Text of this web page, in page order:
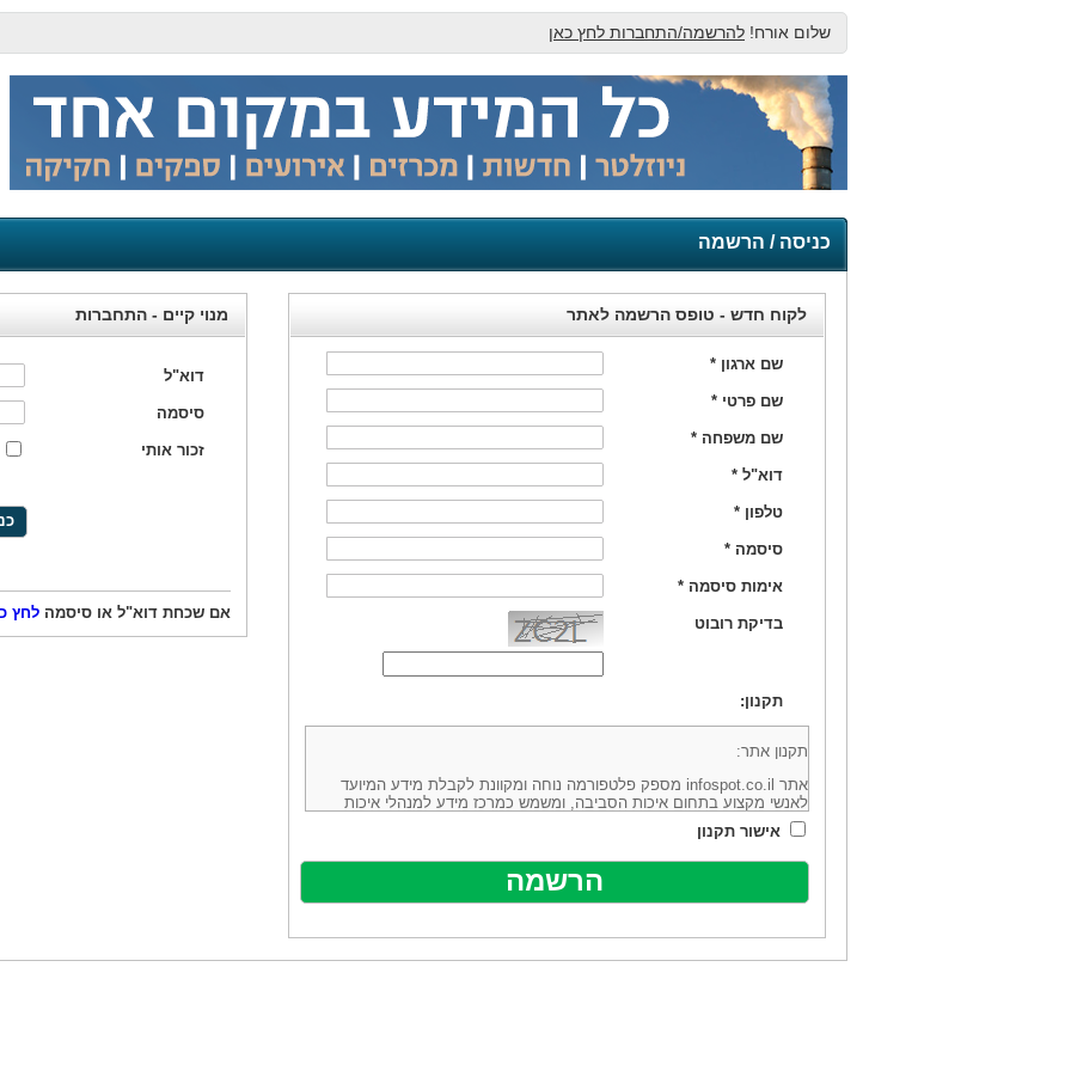
שלום אורח! להרשמה/התחברות לחץ כאן
כניסה / הרשמה
מנוי קיים - התחברות
דוא"ל
סיסמה
זכור אותי
אם שכחת דוא"ל או סיסמה לחץ
לקוח חדש - טופס הרשמה לאתר
שם ארגון *
שם פרטי *
שם משפחה *
דוא"ל *
טלפון *
סיסמה *
אימות סיסמה *
בדיקת רובוט
תקנון:
תקנון אתר:
אתר infospot.co.il מספק פלטפורמה נוחה ומקוונת לקבלת מידע המיועד
לאנשי מקצוע בתחום איכות הסביבה, ומשמש כמרכז מידע למנהלי איכות
סביבה (להלן: "המידע"). האתר בבעלותה ובניהולה של חברת יזמות וידע
מיקוד 6113102 ובדוא"ל: office@infospot.co.il (להלן: "האתר").
האתר אינו מספק את השירותים המפורסמים באתר ע"י ספקים שונים, איננו
מוכר את השירות המוצע באתר ע"י ספקים שונים, איננו מעורב במתן השירות
אלקטרונית של פרסום עבור נותני שירותים אלו. במילים אחרות, האחריות על
ביצוע העסקה בין הגולשים לבין המפרסמים נותני השירות ואיכותה מוטלת על
אישור תקנון